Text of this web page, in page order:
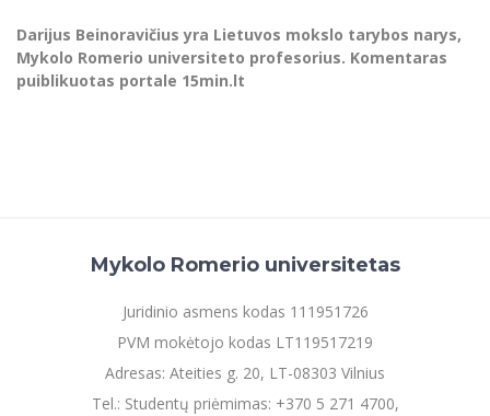
Darijus Beinoravičius yra Lietuvos mokslo tarybos narys,
Mykolo Romerio universiteto profesorius. Komentaras
puiblikuotas portale 15min.lt
Mykolo Romerio universitetas
Juridinio asmens kodas 111951726
PVM mokėtojo kodas LT119517219
Adresas: Ateities g. 20, LT-08303 Vilnius
Tel.: Studentų priėmimas: +370 5 271 4700,